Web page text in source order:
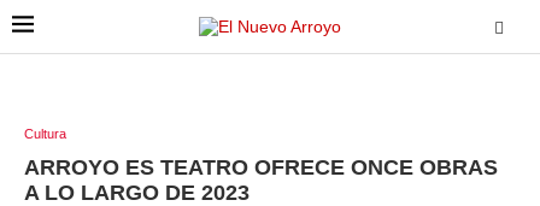
Cultura
ARROYO ES TEATRO OFRECE ONCE OBRAS
A LO LARGO DE 2023